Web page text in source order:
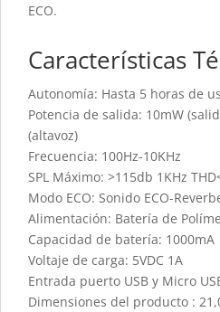
ECO.
Características
Autonomía: Hasta 5 horas de
Potencia de salida: 10mW
(altavoz)
Frecuencia: 100Hz-10KHz
SPL Máximo: >115db 1KHz
Modo ECO: Sonido ECO-
Alimentación: Batería de
Capacidad de batería: 1000mA
Voltaje de carga: 5VDC 1A
Entrada puerto USB y Micro
Dimensiones del producto :